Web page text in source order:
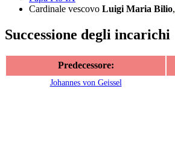
Cardinale vescovo Luigi Maria Bilio,
Successione degli incarichi
Predecessore:
Johannes von Geissel